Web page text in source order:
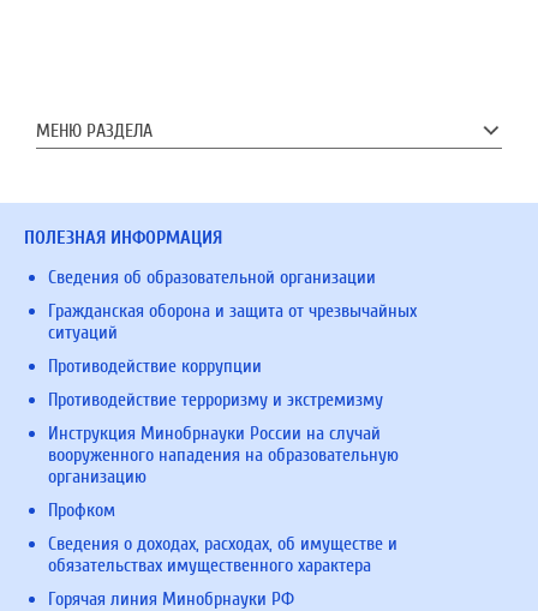
МЕНЮ РАЗДЕЛА
ПОЛЕЗНАЯ ИНФОРМАЦИЯ
Сведения об образовательной организации
Гражданская оборона и защита от чрезвычайных
ситуаций
Противодействие коррупции
Противодействие терроризму и экстремизму
Инструкция Минобрнауки России на случай
вооруженного нападения на образовательную
организацию
Профком
Сведения о доходах, расходах, об имуществе и
обязательствах имущественного характера
Горячая линия Минобрнауки РФ